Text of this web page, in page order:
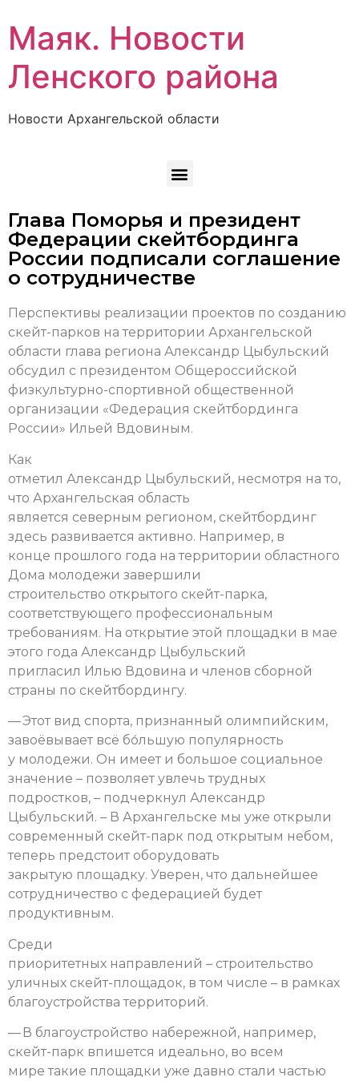
Маяк. Новости
Ленского района
Новости Архангельской области
Глава Поморья и президент
Федерации скейтбординга
России подписали соглашение
о сотрудничестве
Перспективы реализации проектов по созданию
скейт-парков на территории Архангельской
области глава региона Александр Цыбульский
обсудил с президентом Общероссийской
физкультурно-спортивной общественной
организации «Федерация скейтбординга
России» Ильей Вдовиным.
Как
отметил Александр Цыбульский, несмотря на то,
что Архангельская область
является северным регионом, скейтбординг
здесь развивается активно. Например, в
конце прошлого года на территории областного
Дома молодежи завершили
строительство открытого скейт-парка,
соответствующего профессиональным
требованиям. На открытие этой площадки в мае
этого года Александр Цыбульский
пригласил Илью Вдовина и членов сборной
страны по скейтбордингу.
— Этот вид спорта, признанный олимпийским,
завоёвывает всё бо́льшую популярность
у молодежи. Он имеет и большое социальное
значение – позволяет увлечь трудных
подростков, – подчеркнул Александр
Цыбульский. – В Архангельске мы уже открыли
современный скейт-парк под открытым небом,
теперь предстоит оборудовать
закрытую площадку. Уверен, что дальнейшее
сотрудничество с федерацией будет
продуктивным.
Среди
приоритетных направлений – строительство
уличных скейт-площадок, в том числе – в рамках
благоустройства территорий.
— В благоустройство набережной, например,
скейт-парк впишется идеально, во всем
мире такие площадки уже давно стали частью